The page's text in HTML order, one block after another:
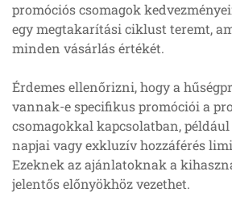
promóciós csomagok
egy megtakarítási ciklust teremt,
minden vásárlás értékét.
Érdemes ellenőrizni, hogy a
vannak-e specifikus promóciói a
csomagokkal kapcsolatban,
napjai vagy exkluzív hozzáférés
Ezeknek az ajánlatoknak a
jelentős előnyökhöz vezethet.